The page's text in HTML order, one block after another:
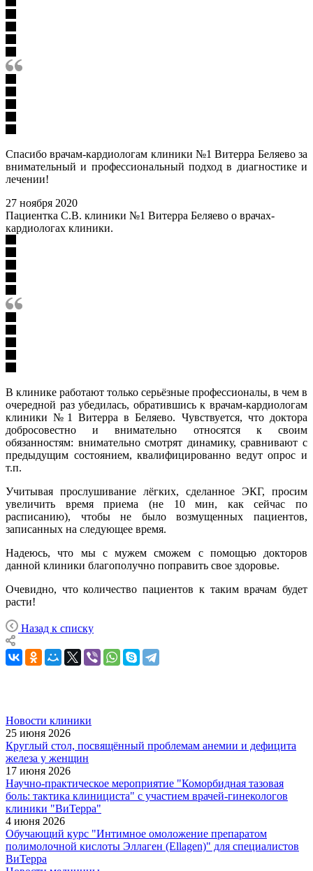
Спасибо врачам-кардиологам клиники №1 Витерра Беляево за
внимательный и профессиональный подход в диагностике и
лечении!
27 ноября 2020
Пациентка С.В. клиники №1 Витерра Беляево о врачах-
кардиологах клиники.
В клинике работают только серьёзные профессионалы, в чем в
очередной раз убедилась, обратившись к врачам-кардиологам
клиники №1 Витерра в Беляево. Чувствуется, что доктора
добросовестно и внимательно относятся к своим
обязанностям: внимательно смотрят динамику, сравнивают с
предыдущим состоянием, квалифицированно ведут опрос и
т.п.
Учитывая прослушивание лёгких, сделанное ЭКГ, просим
увеличить время приема (не 10 мин, как сейчас по
расписанию), чтобы не было возмущенных пациентов,
записанных на следующее время.
Надеюсь, что мы с мужем сможем с помощью докторов
данной клиники благополучно поправить свое здоровье.
Очевидно, что количество пациентов к таким врачам будет
расти!
Назад к списку
Новости клиники
25 июня 2026
Круглый стол, посвящённый проблемам анемии и дефицита
железа у женщин
17 июня 2026
Научно-практическое мероприятие "Коморбидная тазовая
боль: тактика клинициста" с участием врачей-гинекологов
клиники "ВиТерра"
4 июня 2026
Обучающий курс "Интимное омоложение препаратом
полимолочной кислоты Эллаген (Ellagen)" для специалистов
ВиТерра